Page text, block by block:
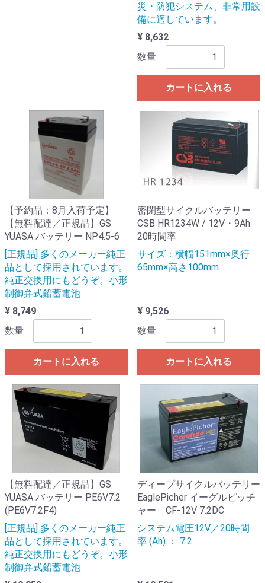
災・防犯システム、非常用設
備に適しています。
¥ 8,632
数量
カートに入れる
【予約品：8月入荷予定】
【無料配達／正規品】GS
YUASA バッテリー NP4.5-6
[正規品] 多くのメーカー純正
品として採用されています。
純正交換用にもどうぞ。小形
制御弁式鉛蓄電池
¥ 8,749
数量
カートに入れる
密閉型サイクルバッテリー
CSB HR1234W / 12V・9Ah
20時間率
サイズ：横幅151mm×奥行
65mm×高さ100mm
¥ 9,526
数量
カートに入れる
【無料配達／正規品】GS
YUASA バッテリー PE6V7.2
(PE6V7.2F4)
[正規品] 多くのメーカー純正
品として採用されています。
純正交換用にもどうぞ。小形
制御弁式鉛蓄電池
ディープサイクルバッテリー
EaglePicher イーグルピッチ
ャー CF-12V 7.2DC
システム電圧12V／20時間
率 (Ah) ： 7.2